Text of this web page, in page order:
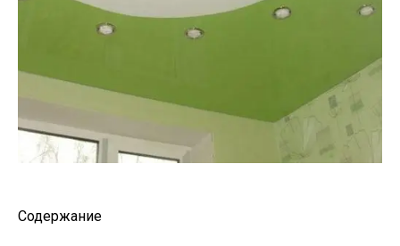
Содержание